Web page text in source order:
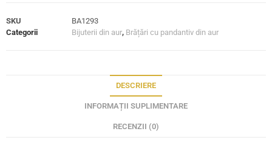
SKU
BA1293
Categorii
Bijuterii din aur, Brățări cu pandantiv din aur
DESCRIERE
INFORMAȚII SUPLIMENTARE
RECENZII (0)